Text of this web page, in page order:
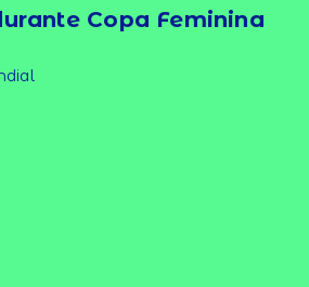
Copa Feminina